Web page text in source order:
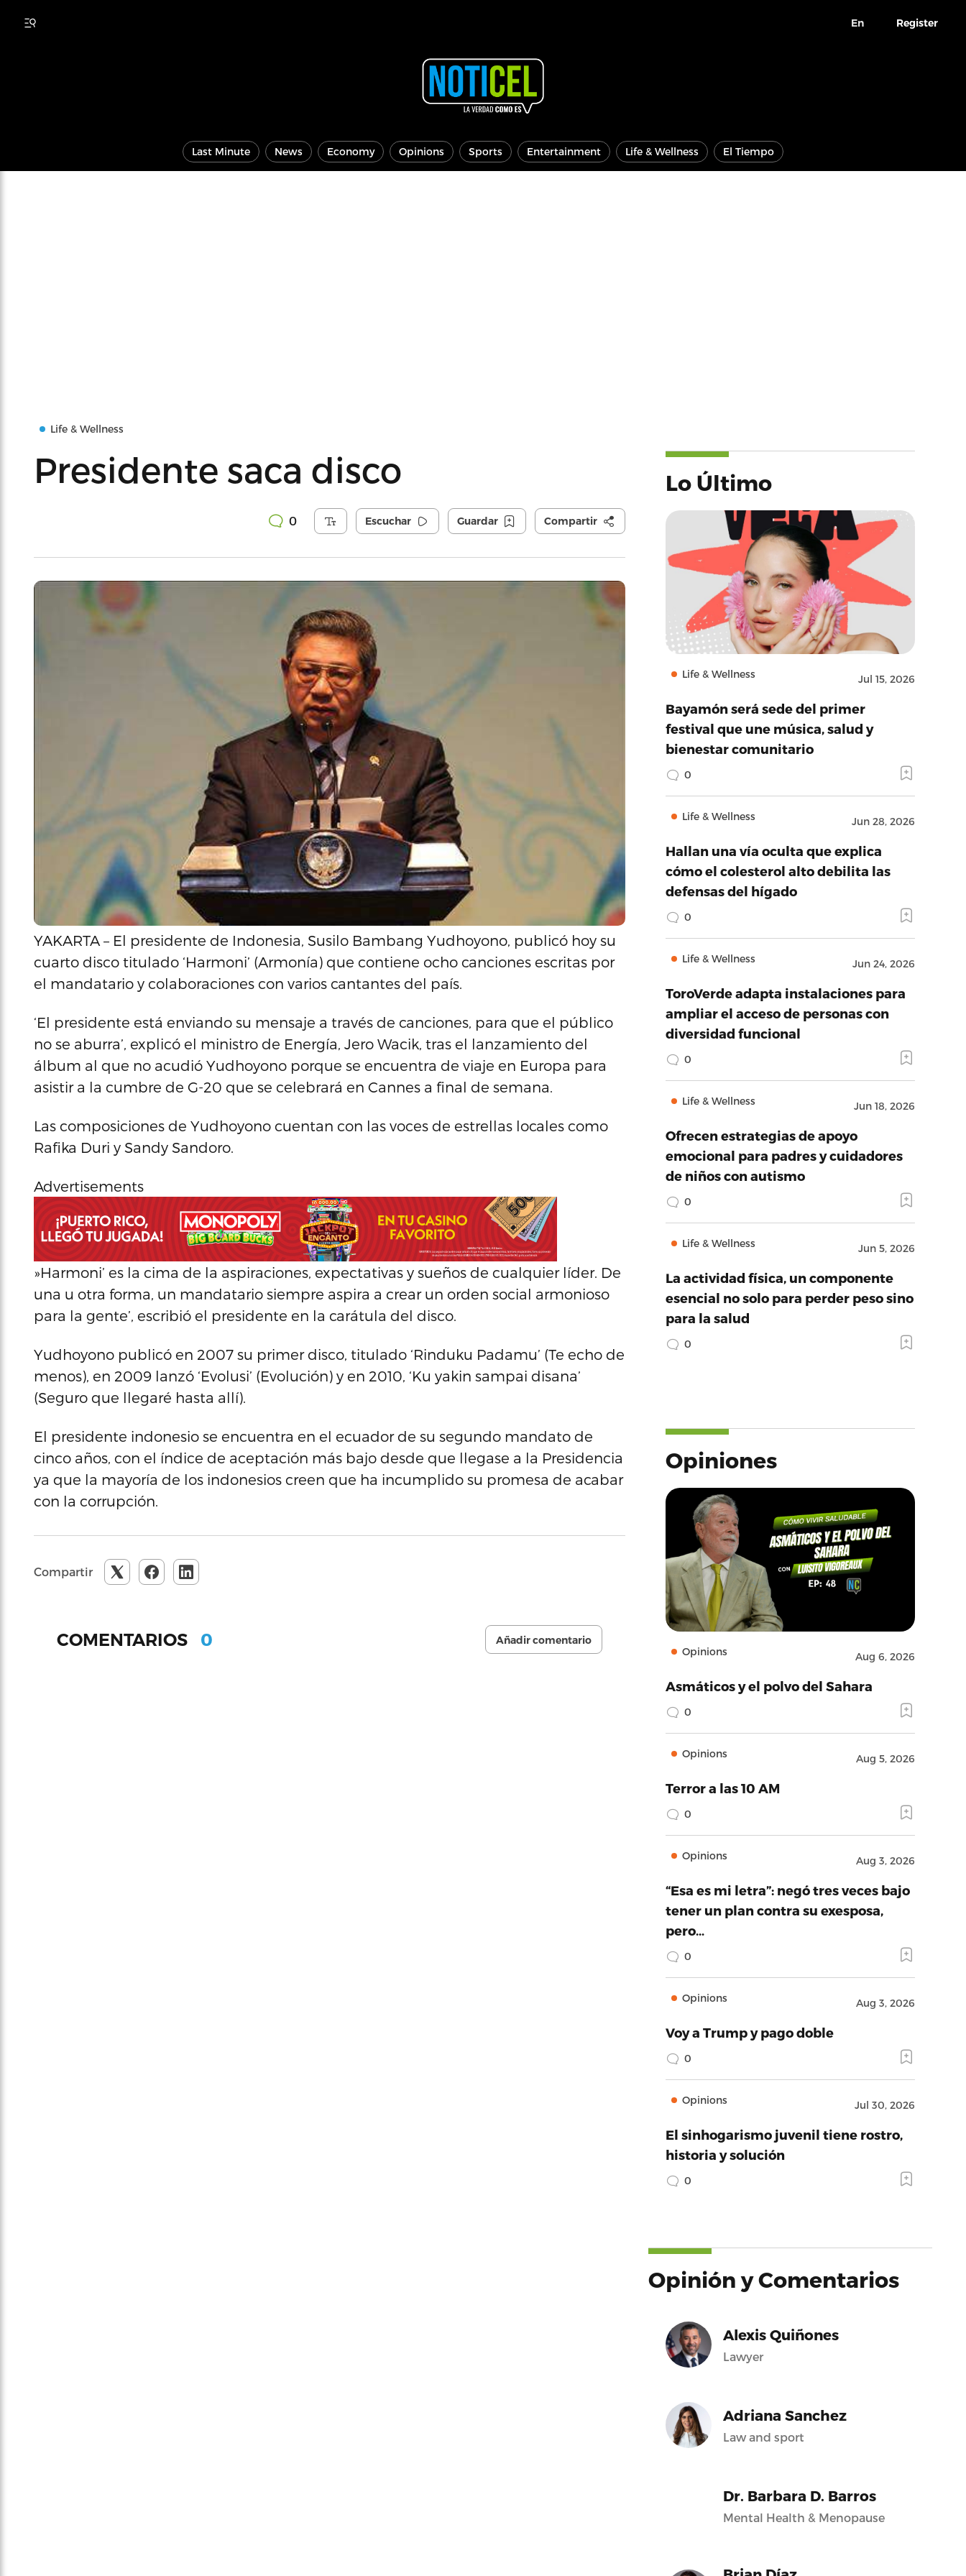
En Register
Last Minute News Economy Opinions Sports Entertainment Life & Wellness El Tiempo
Life & Wellness
Presidente saca disco
0 Escuchar Guardar Compartir
YAKARTA – El presidente de Indonesia, Susilo Bambang Yudhoyono, publicó hoy su
cuarto disco titulado ‘Harmoni’ (Armonía) que contiene ocho canciones escritas por
el mandatario y colaboraciones con varios cantantes del país.
‘El presidente está enviando su mensaje a través de canciones, para que el público
no se aburra’, explicó el ministro de Energía, Jero Wacik, tras el lanzamiento del
álbum al que no acudió Yudhoyono porque se encuentra de viaje en Europa para
asistir a la cumbre de G-20 que se celebrará en Cannes a final de semana.
Las composiciones de Yudhoyono cuentan con las voces de estrellas locales como
Rafika Duri y Sandy Sandoro.
Advertisements
»Harmoni’ es la cima de la aspiraciones, expectativas y sueños de cualquier líder. De
una u otra forma, un mandatario siempre aspira a crear un orden social armonioso
para la gente’, escribió el presidente en la carátula del disco.
Yudhoyono publicó en 2007 su primer disco, titulado ‘Rinduku Padamu’ (Te echo de
menos), en 2009 lanzó ‘Evolusi’ (Evolución) y en 2010, ‘Ku yakin sampai disana’
(Seguro que llegaré hasta allí).
El presidente indonesio se encuentra en el ecuador de su segundo mandato de
cinco años, con el índice de aceptación más bajo desde que llegase a la Presidencia
ya que la mayoría de los indonesios creen que ha incumplido su promesa de acabar
con la corrupción.
Compartir
COMENTARIOS 0 Añadir comentario
Lo Último
Life & Wellness Jul 15, 2026
Bayamón será sede del primer
festival que une música, salud y
bienestar comunitario
0
Life & Wellness Jun 28, 2026
Hallan una vía oculta que explica
cómo el colesterol alto debilita las
defensas del hígado
0
Life & Wellness Jun 24, 2026
ToroVerde adapta instalaciones para
ampliar el acceso de personas con
diversidad funcional
0
Life & Wellness Jun 18, 2026
Ofrecen estrategias de apoyo
emocional para padres y cuidadores
de niños con autismo
0
Life & Wellness Jun 5, 2026
La actividad física, un componente
esencial no solo para perder peso sino
para la salud
0
Opiniones
Opinions Aug 6, 2026
Asmáticos y el polvo del Sahara
0
Opinions Aug 5, 2026
Terror a las 10 AM
0
Opinions Aug 3, 2026
“Esa es mi letra”: negó tres veces bajo
tener un plan contra su exesposa,
pero…
0
Opinions Aug 3, 2026
Voy a Trump y pago doble
0
Opinions Jul 30, 2026
El sinhogarismo juvenil tiene rostro,
historia y solución
0
Opinión y Comentarios
Alexis Quiñones
Lawyer
Adriana Sanchez
Law and sport
Dr. Barbara D. Barros
Mental Health & Menopause